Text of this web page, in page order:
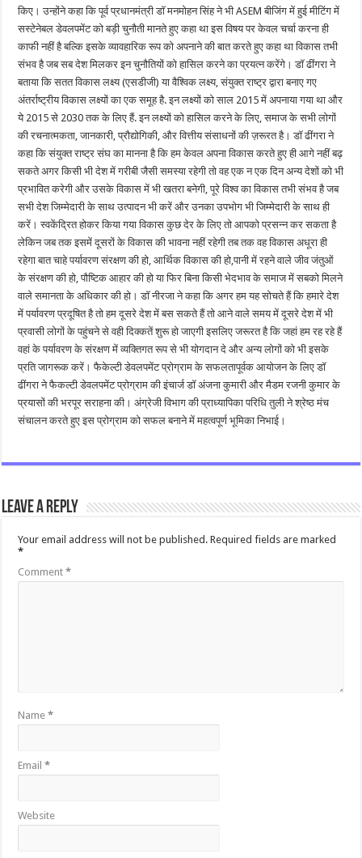
किए। उन्होंने कहा कि पूर्व प्रधानमंत्री डॉ मनमोहन सिंह ने भी ASEM बीजिंग में हुई मीटिंग में
सस्टेनेबल डेवलपमेंट को बड़ी चुनौती मानते हुए कहा था इस विषय पर केवल चर्चा करना ही
काफी नहीं है बल्कि इसके व्यावहारिक रूप को अपनाने की बात करते हुए कहा था विकास तभी
संभव है जब सब देश मिलकर इन चुनौतियों को हासिल करने का प्रयत्न करेंगे। डॉ ढींगरा ने
बताया कि सतत विकास लक्ष्य (एसडीजी) या वैश्विक लक्ष्य, संयुक्त राष्ट्र द्वारा बनाए गए
अंतर्राष्ट्रीय विकास लक्ष्यों का एक समूह है. इन लक्ष्यों को साल 2015 में अपनाया गया था और
ये 2015 से 2030 तक के लिए हैं. इन लक्ष्यों को हासिल करने के लिए, समाज के सभी लोगों
की रचनात्मकता, जानकारी, प्रौद्योगिकी, और वित्तीय संसाधनों की ज़रूरत है। डॉ ढींगरा ने
कहा कि संयुक्त राष्ट्र संघ का मानना है कि हम केवल अपना विकास करते हुए ही आगे नहीं बढ़
सकते अगर किसी भी देश में गरीबी जैसी समस्या रहेगी तो वह एक न एक दिन अन्य देशों को भी
प्रभावित करेगी और उसके विकास में भी खतरा बनेगी, पूरे विश्व का विकास तभी संभव है जब
सभी देश जिम्मेदारी के साथ उत्पादन भी करें और उनका उपभोग भी जिम्मेदारी के साथ ही
करें। स्वकेंद्रित होकर किया गया विकास कुछ देर के लिए तो आपको प्रसन्न कर सकता है
लेकिन जब तक इसमें दूसरों के विकास की भावना नहीं रहेगी तब तक वह विकास अधूरा ही
रहेगा बात चाहे पर्यावरण संरक्षण की हो, आर्थिक विकास की हो,पानी में रहने वाले जीव जंतुओं
के संरक्षण की हो, पौष्टिक आहार की हो या फिर बिना किसी भेदभाव के समाज में सबको मिलने
वाले समानता के अधिकार की हो। डॉ नीरजा ने कहा कि अगर हम यह सोचते हैं कि हमारे देश
में पर्यावरण प्रदूषित है तो हम दूसरे देश में बस सकते हैं तो आने वाले समय में दूसरे देश में भी
प्रवासी लोगों के पहुंचने से वही दिक्कतें शुरू हो जाएगी इसलिए जरूरत है कि जहां हम रह रहे हैं
वहां के पर्यावरण के संरक्षण में व्यक्तिगत रूप से भी योगदान दे और अन्य लोगों को भी इसके
प्रति जागरूक करें। फैकेल्टी डेवलपमेंट प्रोग्राम के सफलतापूर्वक आयोजन के लिए डॉ
ढींगरा ने फैकल्टी डेवलपमेंट प्रोग्राम की इंचार्ज डॉ अंजना कुमारी और मैडम रजनी कुमार के
प्रयासों की भरपूर सराहना की। अंग्रेजी विभाग की प्राध्यापिका परिधि तुली ने श्रेष्ठ मंच
संचालन करते हुए इस प्रोग्राम को सफल बनाने में महत्वपूर्ण भूमिका निभाई।
Leave a Reply
Your email address will not be published. Required fields are marked
*
Comment*
Name*
Email*
Website